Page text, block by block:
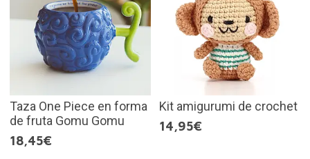
Taza One Piece en forma
de fruta Gomu Gomu
18,45€
Kit amigurumi de crochet
14,95€